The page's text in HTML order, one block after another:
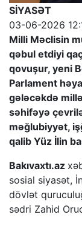
SİYASƏT
03-06-2026
Milli Məclisin
qəbul etdiyi
qovuşur, yeni
Parlament
gələcəkdə
səhifəyə
məğlubiyyət,
qalib Yüz İlin
Bakıvaxtı.az
sosial siyasət,
dövlət
sədri Zahid